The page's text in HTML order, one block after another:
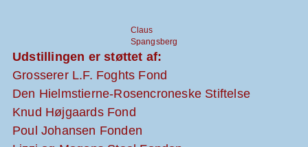
Claus
Spangsberg
Udstillingen er støttet af:
Grosserer L.F. Foghts Fond
Den Hielmstierne-Rosencroneske Stiftelse
Knud Højgaards Fond
Poul Johansen Fonden